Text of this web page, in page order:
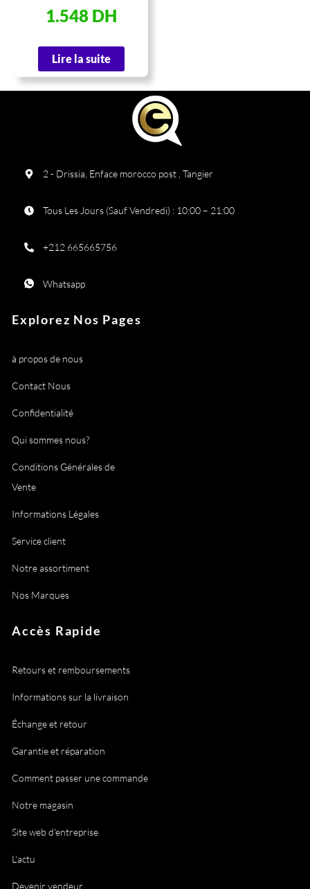
150W, 220-240V &
1.548 DH
Lire la suite
2 - Drissia, Enface morocco post , Tangier
Tous Les Jours (Sauf Vendredi) : 10:00 – 21:00
+212 665665756
Whatsapp
Explorez Nos Pages
à propos de nous
Contact Nous
Confidentialité
Qui sommes nous?
Conditions Générales de
Vente
Informations Légales
Service client
Notre assortiment
Nos Marques
Accès Rapide
Retours et remboursements
Informations sur la livraison
Échange et retour
Garantie et réparation
Comment passer une commande
Notre magasin
Site web d'entreprise
L'actu
Devenir vendeur